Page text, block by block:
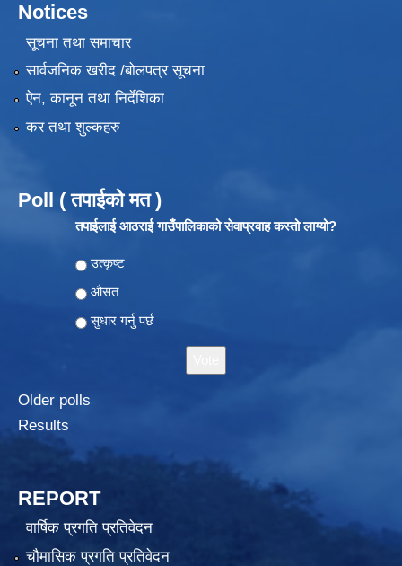
Notices
सूचना तथा समाचार
सार्वजनिक खरीद /बोलपत्र सूचना
ऐन, कानून तथा निर्देशिका
कर तथा शुल्कहरु
Poll ( तपाईको मत )
तपाईलाई आठराई गाउँपालिकाको सेवाप्रवाह कस्तो लाग्यो?
Choices
उत्कृष्ट
औसत
सुधार गर्नु पर्छ
Older polls
Results
REPORT
वार्षिक प्रगति प्रतिवेदन
चौमासिक प्रगति प्रतिवेदन